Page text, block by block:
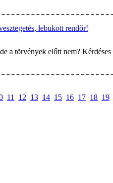
lebukott rendőr!
a törvények előtt nem?
11 12 13 14 15 16 17 18 19